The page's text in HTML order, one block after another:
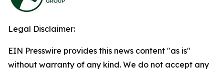
Legal Disclaimer:
EIN Presswire provides this news content "as is"
without warranty of any kind. We do not accept any